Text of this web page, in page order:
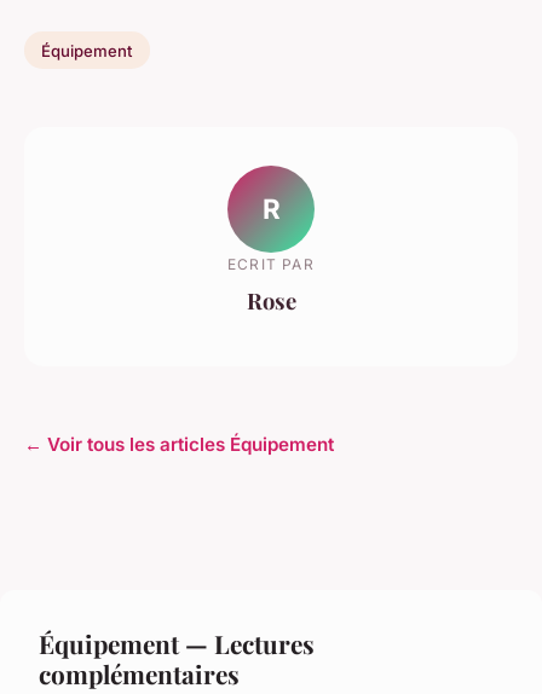
Équipement
R
ECRIT PAR
Rose
← Voir tous les articles Équipement
Équipement — Lectures
complémentaires